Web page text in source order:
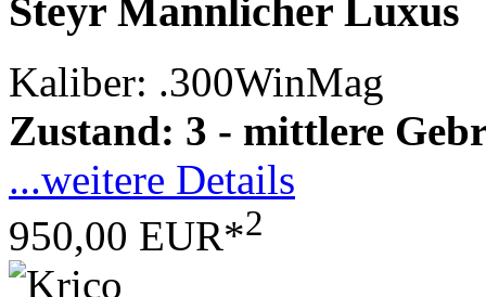
Steyr Mannlicher Luxus
Kaliber: .300WinMag
Zustand: 3 - mittlere
...weitere Details
950,00 EUR*2